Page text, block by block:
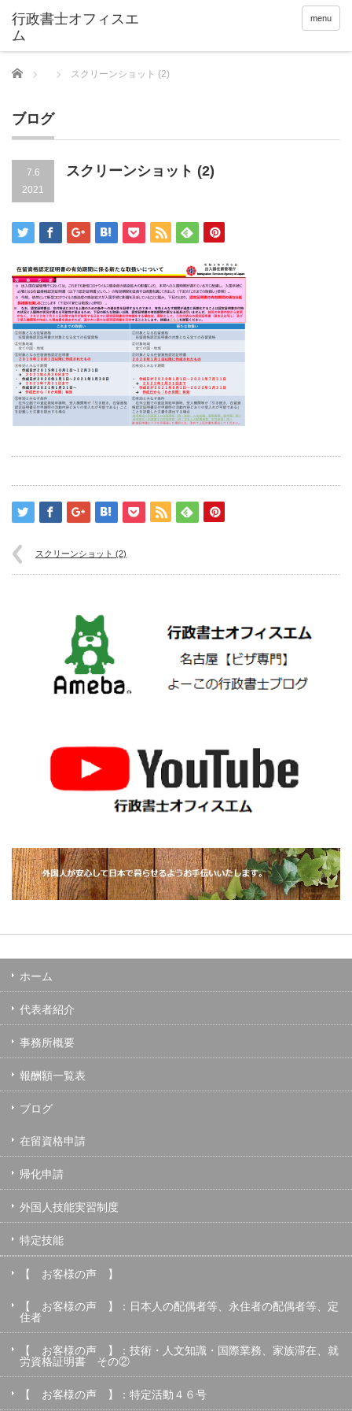
menu
Home スクリーンショット (2)
ブログ
7.6
2021
スクリーンショット (2)
スクリーンショット (2)
ホーム
代表者紹介
事務所概要
報酬額一覧表
ブログ
在留資格申請
帰化申請
外国人技能実習制度
特定技能
【 お客様の声 】
【 お客様の声 】：日本人の配偶者等、永住者の配偶者等、定
住者
【 お客様の声 】：技術・人文知識・国際業務、家族滞在、就
労資格証明書 その②
【 お客様の声 】：特定活動４６号